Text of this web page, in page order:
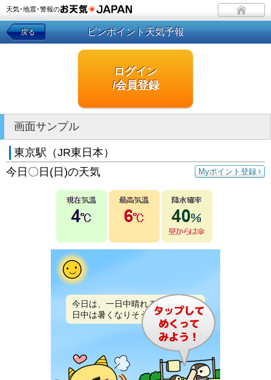
天気･地震･警報の
戻る ピンポイント天気予報
ログイン
/会員登録
画面サンプル
東京駅（JR東日本）
Myポイント登録
今日〇日(日)の天気
今日は、一日中晴れるでしょう。
日中は暑くなりそうです。